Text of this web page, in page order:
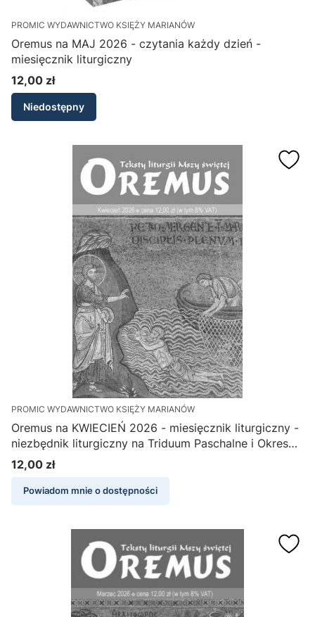
PROMIC WYDAWNICTWO KSIĘŻY MARIANÓW
Oremus na MAJ 2026 - czytania każdy dzień -
miesięcznik liturgiczny
Cena
12,00 zł
Niedostępny
PROMIC WYDAWNICTWO KSIĘŻY MARIANÓW
Oremus na KWIECIEŃ 2026 - miesięcznik liturgiczny -
niezbędnik liturgiczny na Triduum Paschalne i Okres
Wielkanocny
Cena
12,00 zł
Powiadom mnie o dostępności